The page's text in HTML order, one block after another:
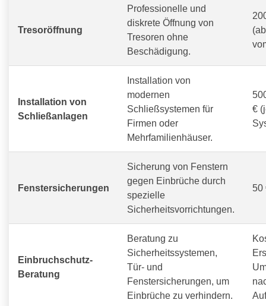
Tresoröffnung
Professionelle und
diskrete Öffnung von
Tresoren ohne
Beschädigung.
Installation von
Schließanlagen
Installation von
modernen
Schließsystemen für
Firmen oder
Mehrfamilienhäuser.
€
Fenstersicherungen
Sicherung von Fenstern
gegen Einbrüche durch
spezielle
Sicherheitsvorrichtungen.
50
Einbruchschutz-
Beratung
Beratung zu
Sicherheitssystemen,
Tür- und
Fenstersicherungen, um
Einbrüche zu verhindern.